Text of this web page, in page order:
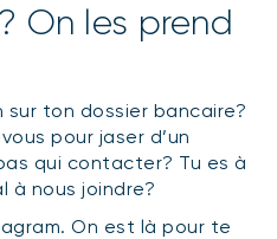
On les prend
sur ton dossier bancaire?
pour jaser d’un
qui contacter? Tu es à
à nous joindre?
On est là pour te